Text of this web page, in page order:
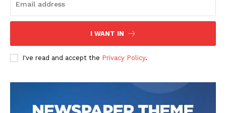
DOWNLOAD NOW
I WANT IN
I've read and accept the Privacy Policy.